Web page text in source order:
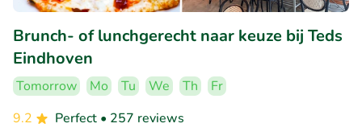
Brunch- of lunchgerecht naar keuze bij Teds
Eindhoven
Tomorrow Mo Tu We Th
Fr
9.2
Perfect • 257 reviews